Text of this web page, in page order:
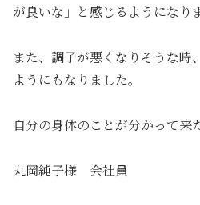
が良いな」と感じるようになり
また、調子が悪くなりそうな時
ようにもなりました。
自分の身体のことが分かって来
丸岡純子様 会社員